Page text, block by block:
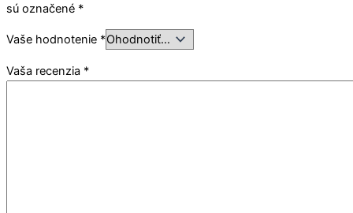
sú označené *
Vaše hodnotenie *
Vaša recenzia *